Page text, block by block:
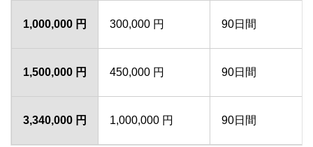
1,000,000 円 300,000 円 90日間
1,500,000 円 450,000 円 90日間
3,340,000 円 1,000,000 円 90日間